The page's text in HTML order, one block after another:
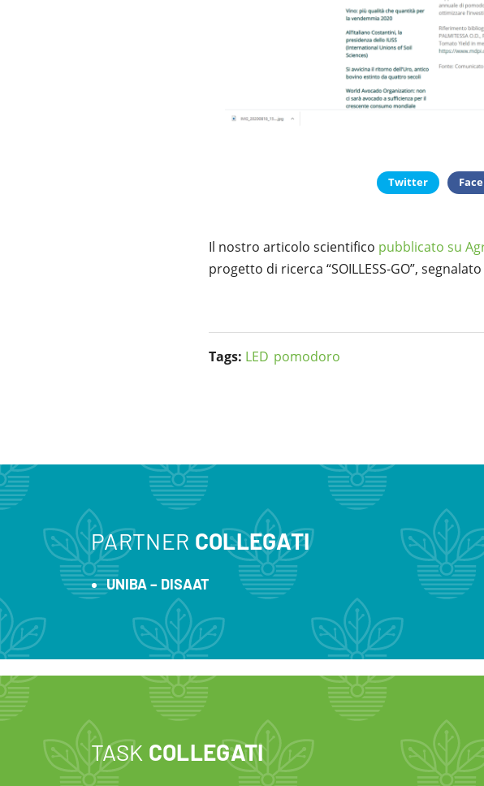
Twitter
Il nostro articolo scientifico pubblicato su
progetto di ricerca “SOILLESS-GO”, segnalato
Tags: LED pomodoro
PARTNER COLLEGATI
UNIBA – DISAAT
TASK COLLEGATI